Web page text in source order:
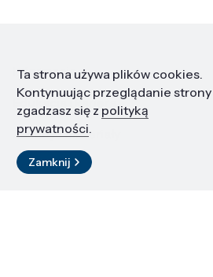
Informacje
Edukacja i kariera
Zasoby i materiały
Kontakt
Ta strona używa plików cookies.
Kontynuując przeglądanie strony
zgadzasz się z polityką
prywatności.
Zamknij